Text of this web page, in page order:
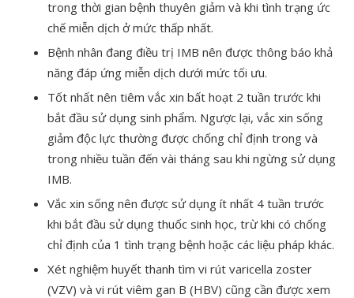
trong thời gian bệnh thuyên giảm và khi tình trạng ức
chế miễn dịch ở mức thấp nhất.
Bệnh nhân đang điều trị IMB nên được thông báo khả
năng đáp ứng miễn dịch dưới mức tối ưu.
Tốt nhất nên tiêm vắc xin bất hoạt 2 tuần trước khi
bắt đầu sử dụng sinh phẩm. Ngược lại, vắc xin sống
giảm độc lực thường được chống chỉ định trong và
trong nhiều tuần đến vài tháng sau khi ngừng sử dụng
IMB.
Vắc xin sống nên được sử dụng ít nhất 4 tuần trước
khi bắt đầu sử dụng thuốc sinh học, trừ khi có chống
chỉ định của 1 tình trạng bệnh hoặc các liệu pháp khác.
Xét nghiệm huyết thanh tìm vi rút varicella zoster
(VZV) và vi rút viêm gan B (HBV) cũng cần được xem